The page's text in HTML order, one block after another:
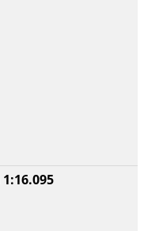
1:16.095